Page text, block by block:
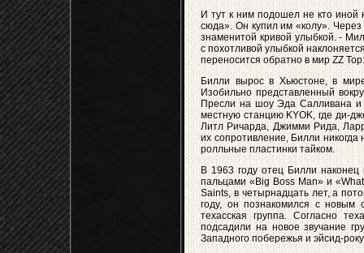
И тут к ним подошел не кто иной
сюда». Он купил им «колу».
знаменитой кривой улыбкой. -
с похотливой улыбкой
переносится обратно в мир ZZ
Билли вырос в Хьюстоне, в
Изобильно представленный
Пресли на шоу Эда Салливана и
местную станцию KYOK, где ди-
Литл Ричарда, Джимми Рида,
их сопротивление, Билли
ролльные пластинки тайком.
В 1963 году отец Билли
пальцами «Big Boss Man» и
Saints, в четырнадцать лет, а
году, он познакомился с новым
техасская группа. Согласно
подсадили на новое звучание
Западного побережья и эйсид-